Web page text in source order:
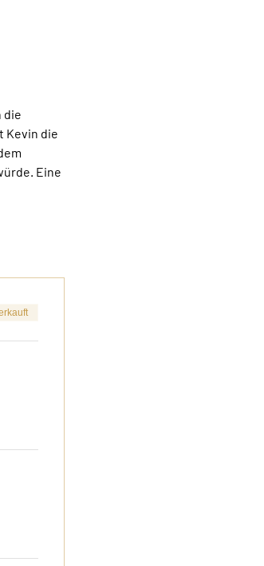
die
Kevin die
Eine